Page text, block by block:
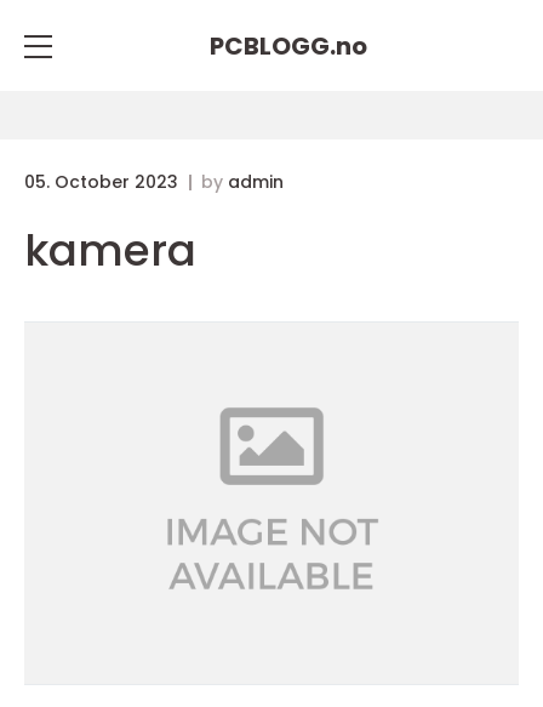
PCBLOGG.no
05. October 2023 by admin
kamera